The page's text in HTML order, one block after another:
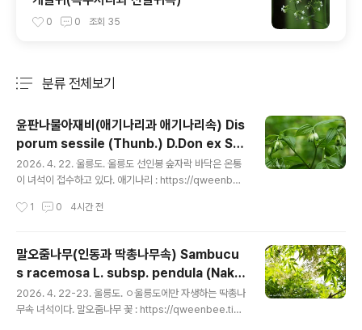
0 0 조회 35
분류 전체보기
윤판나물아재비(애기나리과 애기나리속) Dis
porum sessile (Thunb.) D.Don ex Sc
hult. & Schult.f.
2026. 4. 22. 울릉도. 울릉도 선인봉 숲자락 바닥은 온통
이 녀석이 접수하고 있다. 애기나리 : https://qweenbe
y.com/8887844https://qweenbee.tistory.com/8
s://qweenbee.tistory.com/8902678 https://qwe
enbee.tistory.com/8904053 https://qweenbee.
tistory.com/8908882애기나리 열매 : https://qwee
nbee.tistory.co..
1 0 4시간 전
말오줌나무(인동과 딱총나무속) Sambucu
s racemosa L. subsp. pendula (Naka
i) H.I.Lim & Chin S.Chang
2026. 4. 22-23. 울릉도. ㅇ울릉도에만 자생하는 딱총나
무속 녀석이다. 말오줌나무 꽃 : https://qweenbee.tist